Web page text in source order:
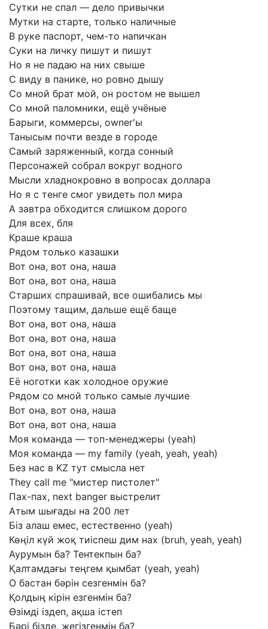
Сутки не спал — дело привычки
Мутки на старте, только наличные
В руке паспорт, чем-то напичкан
Суки на личку пишут и пишут
Но я не падаю на них свыше
С виду в панике, но ровно дышу
Со мной брат мой, он ростом не вышел
Со мной паломники, ещё учёные
Барыги, коммерсы, owner'ы
Танысым почти везде в городе
Самый заряженный, когда сонный
Персонажей собрал вокруг водного
Мысли хладнокровно в вопросах доллара
Но я с тенге смог увидеть пол мира
А завтра обходится слишком дорого
Для всех, бля
Краше краша
Рядом только казашки
Вот она, вот она, наша
Вот она, вот она, наша
Старших спрашивай, все ошибались мы
Поэтому тащим, дальше ещё баще
Вот она, вот она, наша
Вот она, вот она, наша
Вот она, вот она, наша
Вот она, вот она, наша
Её ноготки как холодное оружие
Рядом со мной только самые лучшие
Вот она, вот она, наша
Вот она, вот она, наша
Моя команда — топ-менеджеры (yeah)
Моя команда — my family (yeah, yeah, yeah)
Без нас в KZ тут смысла нет
They call me "мистер пистолет"
Пах-пах, next banger выстрелит
Атым шығады на 200 лет
Біз алаш емес, естественно (yeah)
Көңіл күй жоқ тиіспеш дим нах (bruh, yeah, yeah)
Аурумын ба? Тентекпын ба?
Қалтамдағы теңгем қымбат (yeah, yeah)
О бастан бәрін сезгенмін ба?
Қолдың кірін езгенмін ба?
Өзімді іздеп, ақша істеп
Бәрі бізде, жегізгенмін ба?